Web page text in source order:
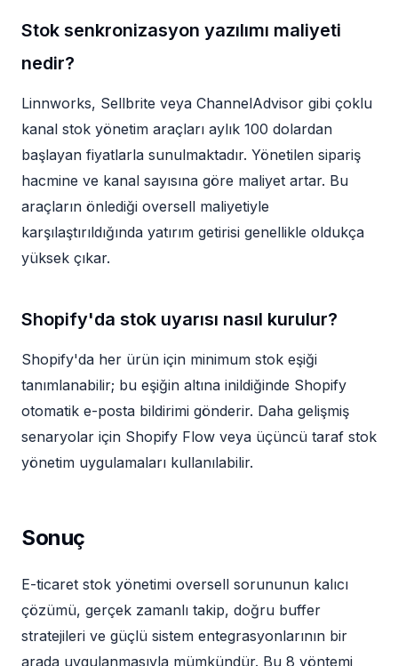
Stok senkronizasyon yazılımı maliyeti
nedir?
Linnworks, Sellbrite veya ChannelAdvisor gibi çoklu
kanal stok yönetim araçları aylık 100 dolardan
başlayan fiyatlarla sunulmaktadır. Yönetilen sipariş
hacmine ve kanal sayısına göre maliyet artar. Bu
araçların önlediği oversell maliyetiyle
karşılaştırıldığında yatırım getirisi genellikle oldukça
yüksek çıkar.
Shopify'da stok uyarısı nasıl kurulur?
Shopify'da her ürün için minimum stok eşiği
tanımlanabilir; bu eşiğin altına inildiğinde Shopify
otomatik e-posta bildirimi gönderir. Daha gelişmiş
senaryolar için Shopify Flow veya üçüncü taraf stok
yönetim uygulamaları kullanılabilir.
Sonuç
E-ticaret stok yönetimi oversell sorununun kalıcı
çözümü, gerçek zamanlı takip, doğru buffer
stratejileri ve güçlü sistem entegrasyonlarının bir
arada uygulanmasıyla mümkündür. Bu 8 yöntemi